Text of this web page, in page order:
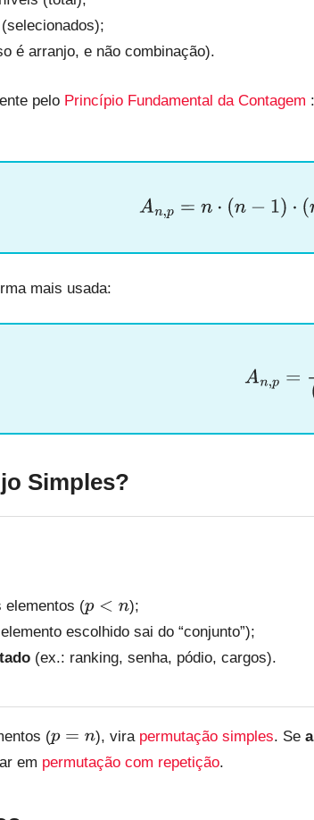
é arranjo, e não combinação).
pelo Princípio Fundamental da Contagem
A n ,p= n⋅ n− 1 ⋅(
mais usada:
Simples?
elementos (p<n
);
escolhido sai do “conjunto”);
(ex.: ranking, senha, pódio, cargos).
(p=n ), vira permutação simples. Se
em permutação com repetição.